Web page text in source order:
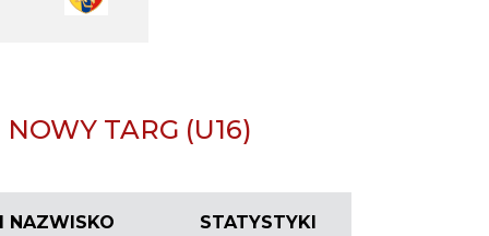
TARG (U16)
NAZWISKO STATYSTYKI